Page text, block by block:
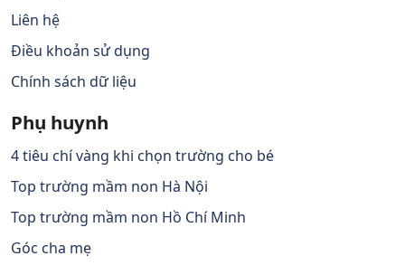
Liên hệ
Điều khoản sử dụng
Chính sách dữ liệu
Phụ huynh
4 tiêu chí vàng khi chọn trường cho bé
Top trường mầm non Hà Nội
Top trường mầm non Hồ Chí Minh
Góc cha mẹ